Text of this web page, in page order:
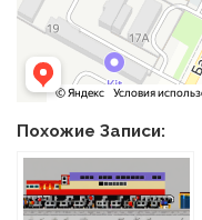
Похожие Записи: